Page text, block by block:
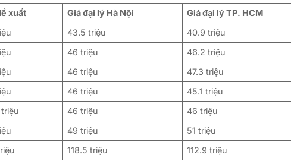
xuất Giá đại lý Hà Nội
Giá đại lý TP. HCM
43.5 triệu
40.9 triệu
46 triệu
46.2 triệu
46 triệu
47.3 triệu
46 triệu
45.1 triệu
46 triệu
46 triệu
49 triệu
51 triệu
118.5 triệu 112.9 triệu